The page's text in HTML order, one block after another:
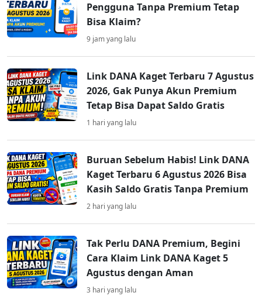
Pengguna Tanpa Premium Tetap
Bisa Klaim?
9 jam yang lalu
Link DANA Kaget Terbaru 7 Agustus
2026, Gak Punya Akun Premium
Tetap Bisa Dapat Saldo Gratis
1 hari yang lalu
Buruan Sebelum Habis! Link DANA
Kaget Terbaru 6 Agustus 2026 Bisa
Kasih Saldo Gratis Tanpa Premium
2 hari yang lalu
Tak Perlu DANA Premium, Begini
Cara Klaim Link DANA Kaget 5
Agustus dengan Aman
3 hari yang lalu